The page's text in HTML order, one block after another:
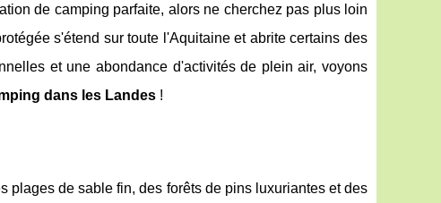
de camping parfaite, alors ne cherchez pas plus loin
s'étend sur toute l'Aquitaine et abrite certains des
et une abondance d'activités de plein air, voyons
dans les Landes !
plages de sable fin, des forêts de pins luxuriantes et des